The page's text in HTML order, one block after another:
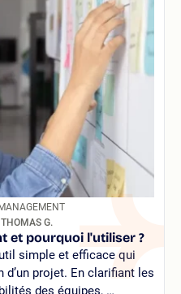
MANAGEMENT
THOMAS G.
et pourquoi l'utiliser ?
simple et efficace qui
d’un projet. En clarifiant les
des équipes, …